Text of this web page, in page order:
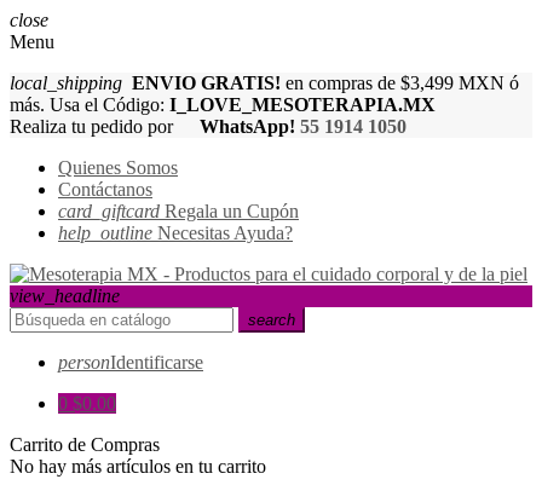
close
Menu
local_shipping ENVIO GRATIS! en compras de $3,499 MXN ó
más. Usa el Código: I_LOVE_MESOTERAPIA.MX
Realiza tu pedido por
WhatsApp! 55 1914 1050
Quienes Somos
Contáctanos
card_giftcard Regala un Cupón
help_outline Necesitas Ayuda?
view_headline
search
personIdentificarse
0 $0.00
Carrito de Compras
No hay más artículos en tu carrito